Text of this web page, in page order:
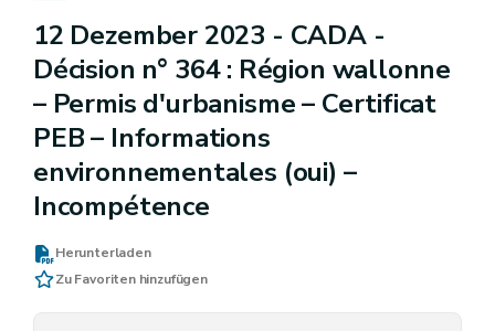
12 Dezember 2023 - CADA -
Décision n° 364 : Région wallonne
– Permis d'urbanisme – Certificat
PEB – Informations
environnementales (oui) –
Incompétence
Herunterladen
Zu Favoriten hinzufügen